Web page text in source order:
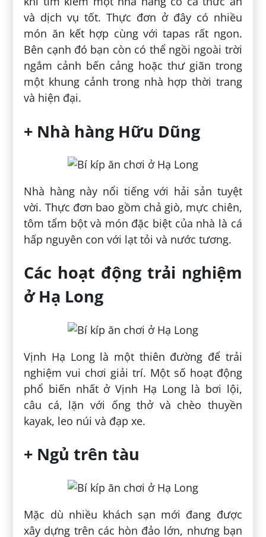
và dịch vụ tốt. Thực đơn ở đây có nhiều
món ăn kết hợp cùng với tapas rất ngon.
Bên cạnh đó bạn còn có thể ngồi ngoài trời
ngắm cảnh bến cảng hoặc thư giãn trong
một khung cảnh trong nhà hợp thời trang
và hiện đại.
+ Nhà hàng Hữu Dũng
Nhà hàng này nổi tiếng với hải sản tuyệt
vời. Thực đơn bao gồm chả giò, mực chiên,
tôm tẩm bột và món đặc biệt của nhà là cá
hấp nguyên con với lạt tỏi và nước tương.
Các hoạt động trải nghiệm
ở Hạ Long
Vịnh Hạ Long là một thiên đường để trải
nghiệm vui chơi giải trí. Một số hoạt động
phổ biến nhất ở Vịnh Hạ Long là bơi lội,
câu cá, lặn với ống thở và chèo thuyền
kayak, leo núi và đạp xe.
+ Ngủ trên tàu
Mặc dù nhiều khách sạn mới đang được
xây dựng trên các hòn đảo lớn, nhưng bạn